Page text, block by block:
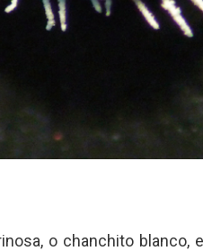
o chanchito blanco,